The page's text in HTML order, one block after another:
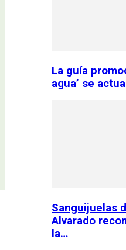
La guía
agua’ se
Sanguijuelas
Alvarado
la…